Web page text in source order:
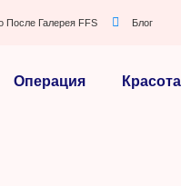
После Галерея FFS Блог
Операция Красота